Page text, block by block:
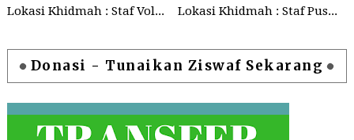
Lokasi Khidmah : Staf Volunteer Quran Anamfal [VQA] (Cirebon, Indonesia, Internasional) Lokasi Khidmah : Staf Pusat Kajian Tafsir Qur'an [PKTQ] (Cirebon dan Jakarta)
Donasi - Tunaikan Ziswaf Sekarang